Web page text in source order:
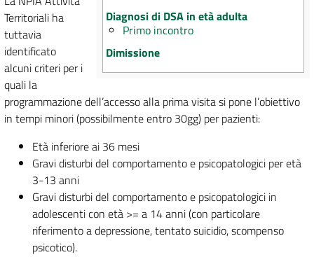
Diagnosi di DSA in età adulta
Primo incontro
Dimissione
Territoriali ha
tuttavia
identificato
alcuni criteri per i
quali la
programmazione dell’accesso alla prima visita si pone l’obiettivo
in tempi minori (possibilmente entro 30gg) per pazienti:
Età inferiore ai 36 mesi
Gravi disturbi del comportamento e psicopatologici per età
3-13 anni
Gravi disturbi del comportamento e psicopatologici in
adolescenti con età >= a 14 anni (con particolare
riferimento a depressione, tentato suicidio, scompenso
psicotico).